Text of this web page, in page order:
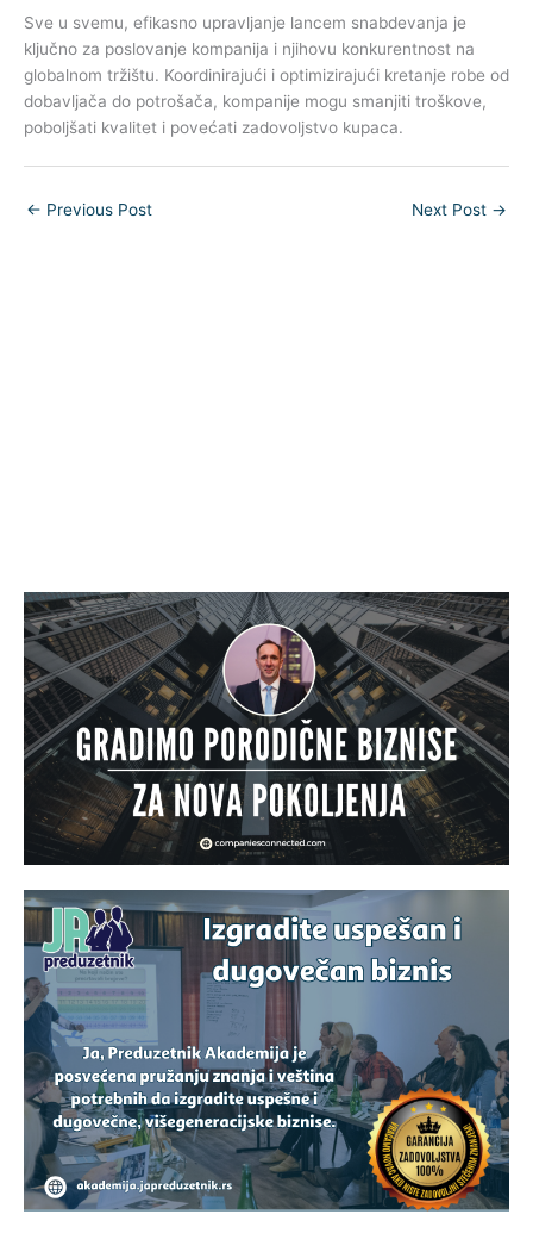
Sve u svemu, efikasno upravljanje lancem snabdevanja je
ključno za poslovanje kompanija i njihovu konkurentnost na
globalnom tržištu. Koordinirajući i optimizirajući kretanje robe od
dobavljača do potrošača, kompanije mogu smanjiti troškove,
poboljšati kvalitet i povećati zadovoljstvo kupaca.
← Previous Post Next Post →